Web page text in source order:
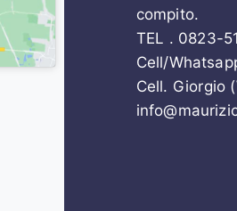
compito.
TEL . 0823-
Cell/
Cell. Giorgio